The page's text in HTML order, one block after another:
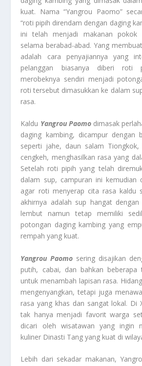
kuat. Nama “Yangrou Paomo”
“roti pipih direndam dengan daging
ini telah menjadi makanan pokok
selama berabad-abad. Yang
adalah cara penyajiannya yang
pelanggan biasanya diberi roti
merobeknya sendiri menjadi
roti tersebut dimasukkan ke dalam
rasa.
Kaldu Yangrou Paomodimasak
daging kambing, dicampur dengan
seperti jahe, daun salam
cengkeh, menghasilkan rasa yang
Setelah roti pipih yang telah
dalam sup, campuran ini kemudian
agar roti menyerap cita rasa kaldu
akhirnya adalah sup hangat
lembut namun tetap memiliki
potongan daging kambing yang
rempah yang kuat.
Yangrou Paomo sering disajikan
putih, cabai, dan bahkan
untuk menambah lapisan rasa.
mengenyangkan, tetapi juga
rasa yang khas dan sangat lokal. Di
tak hanya menjadi favorit warga
dicari oleh wisatawan yang ingin
kuliner Dinasti Tang yang kuat di
Lebih dari sekadar makanan,